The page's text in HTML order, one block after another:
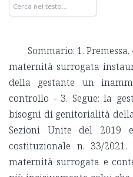
Sommario: 1.
maternità surrogata
della gestante un
controllo - 3. Segue: la
bisogni di genitorialità
Sezioni Unite del 2019
costituzionale n. 33/
maternità surrogata e